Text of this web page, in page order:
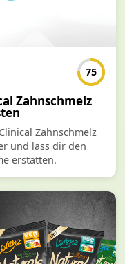
75
Zahnschmelz
Zahnschmelz
und lass dir den
erstatten.